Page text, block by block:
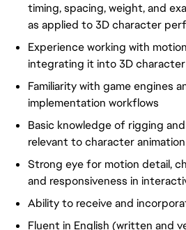
timing, spacing, weight, and
as applied to 3D character
Experience working with
integrating it into 3D character
Familiarity with game engines
implementation workflows
Basic knowledge of rigging
relevant to character animation
Strong eye for motion detail,
and responsiveness in
Ability to receive and
Fluent in English (written and